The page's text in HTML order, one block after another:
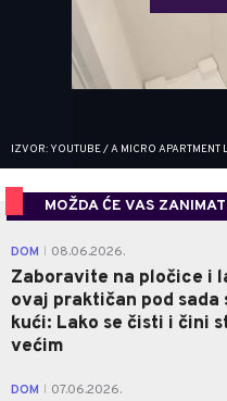
IZVOR: YOUTUBE / A MICRO APARTMENT
MOŽDA ĆE VAS
DOM 08.06.2026.
Zaboravite na pločice i
ovaj praktičan pod sada
kući: Lako se čisti i čini
većim
DOM 07.06.2026.